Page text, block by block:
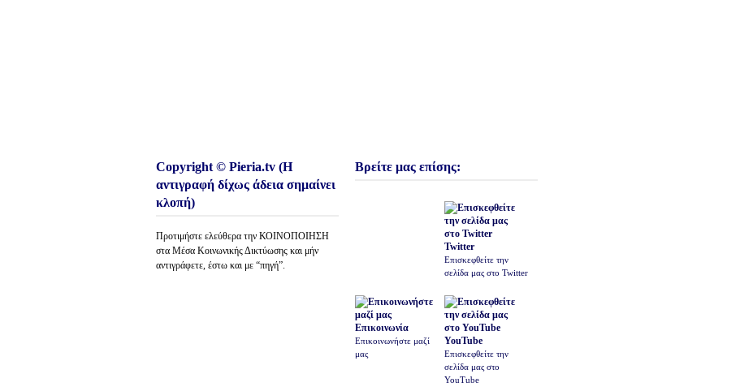
Copyright © Pieria.tv (Η
αντιγραφή δίχως άδεια σημαίνει
κλοπή)
Προτιμήστε ελεύθερα την ΚΟΙΝΟΠΟΙΗΣΗ
στα Μέσα Κοινωνικής Δικτύωσης και μήν
αντιγράφετε, έστω και με “πηγή”.
Βρείτε μας επίσης:
Twitter
Επισκεφθείτε την
σελίδα μας στο Twitter
Επικοινωνία
Επικοινωνήστε μαζί
μας
YouTube
Επισκεφθείτε την
σελίδα μας στο
YouTube